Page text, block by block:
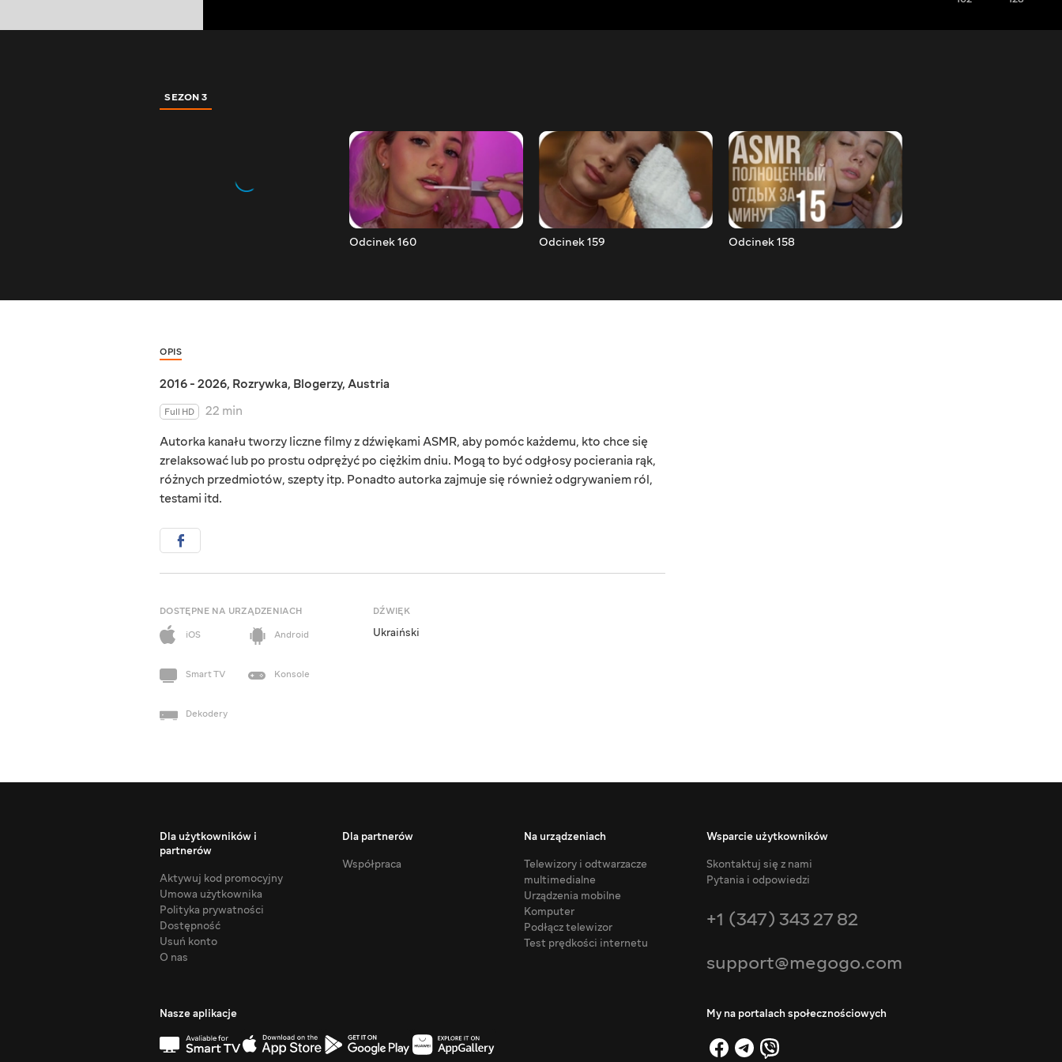
SEZON 3
Odcinek 160 Odcinek 159 Odcinek 158
OPIS
2016 - 2026, Rozrywka, Blogerzy, Austria
Full HD
22 min
Autorka kanału tworzy liczne filmy z dźwiękami ASMR, aby pomóc każdemu, kto chce się
zrelaksować lub po prostu odprężyć po ciężkim dniu. Mogą to być odgłosy pocierania rąk,
różnych przedmiotów, szepty itp. Ponadto autorka zajmuje się również odgrywaniem ról,
testami itd.
DOSTĘPNE NA URZĄDZENIACH
iOS
Android
Smart TV Konsole
Dekodery
DŹWIĘK
Ukraiński
Dla użytkowników i
partnerów
Aktywuj kod promocyjny
Umowa użytkownika
Polityka prywatności
Dostępność
Usuń konto
O nas
Dla partnerów
Współpraca
Na urządzeniach
Telewizory i odtwarzacze
multimedialne
Urządzenia mobilne
Komputer
Podłącz telewizor
Test prędkości internetu
Wsparcie użytkowników
Skontaktuj się z nami
Pytania i odpowiedzi
+1 (347) 343 27 82
support@megogo.com
Nasze aplikacje My na portalach społecznościowych